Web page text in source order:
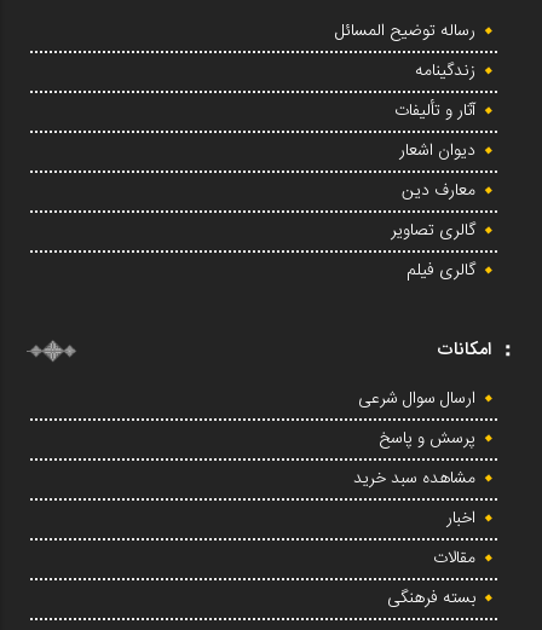
رساله توضیح المسائل
زندگینامه
آثار و تألیفات
دیوان اشعار
معارف دین
گالری تصاویر
گالری فیلم
امکانات
ارسال سوال شرعی
پرسش و پاسخ
مشاهده سبد خرید
اخبار
مقالات
بسته فرهنگی